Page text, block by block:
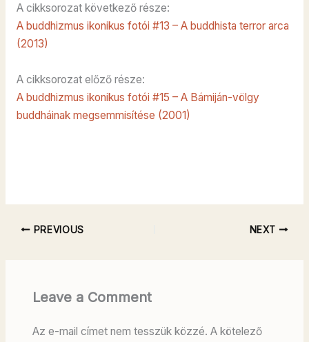
A cikksorozat következő része:
A buddhizmus ikonikus fotói #13 – A buddhista terror arca
(2013)
A cikksorozat előző része:
A buddhizmus ikonikus fotói #15 – A Bámiján-völgy
buddháinak megsemmisítése (2001)
PREVIOUS NEXT
Leave a Comment
Az e-mail címet nem tesszük közzé. A kötelező